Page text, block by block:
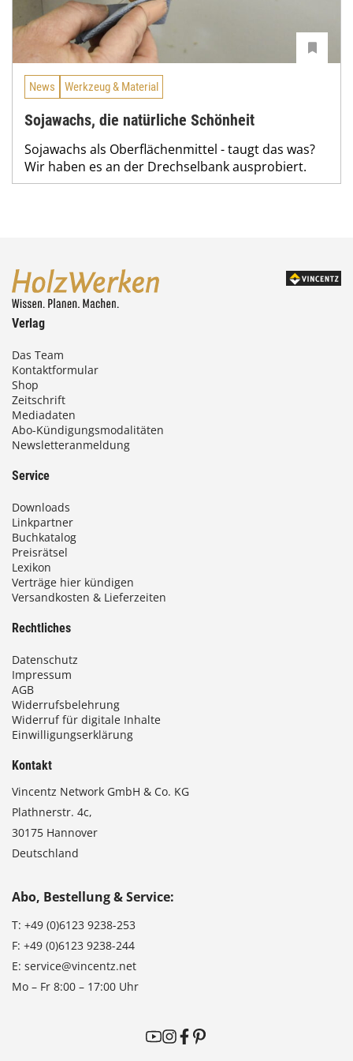
News Werkzeug & Material
Sojawachs, die natürliche Schönheit
Sojawachs als Oberflächenmittel - taugt das was?
Wir haben es an der Drechselbank ausprobiert.
Verlag
Das Team
Kontaktformular
Shop
Zeitschrift
Mediadaten
Abo-Kündigungsmodalitäten
Newsletteranmeldung
Service
Downloads
Linkpartner
Buchkatalog
Preisrätsel
Lexikon
Verträge hier kündigen
Versandkosten & Lieferzeiten
Rechtliches
Datenschutz
Impressum
AGB
Widerrufsbelehrung
Widerruf für digitale Inhalte
Einwilligungserklärung
Kontakt
Vincentz Network GmbH & Co. KG
Plathnerstr. 4c,
30175 Hannover
Deutschland
Abo, Bestellung & Service:
T: +49 (0)6123 9238-253
F: +49 (0)6123 9238-244
E: service@vincentz.net
Mo – Fr 8:00 – 17:00 Uhr